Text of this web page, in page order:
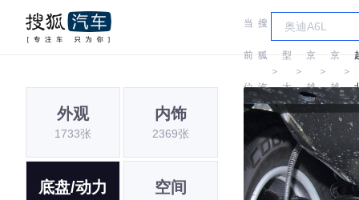
当
前
位
搜
狐
汽
＞
车
型
大
全
＞
北
京
越
野
＞
京
越
野
＞
外观
1733张
内饰
2369张
底盘/动力 空间